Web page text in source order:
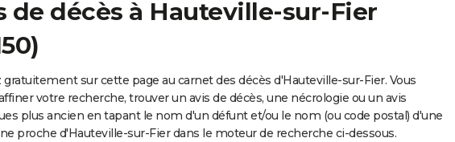
de décès à Hauteville-sur-Fier
gratuitement sur cette page au carnet des décès d'Hauteville-sur-Fier. Vous
votre recherche, trouver un avis de décès, une nécrologie ou un avis
plus ancien en tapant le nom d'un défunt et/ou le nom (ou code postal) d'une
proche d'Hauteville-sur-Fier dans le moteur de recherche ci-dessous.